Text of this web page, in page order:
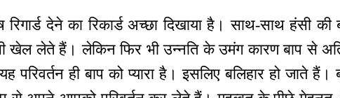
देने का रिकार्ड अच्छा दिखाया है। साथ-साथ हंसी की
खेल लेते हैं। लेकिन फिर भी उन्नति के उमंग कारण बाप से
ही बाप को प्यारा है। इसलिए बलिहार हो जाते हैं।